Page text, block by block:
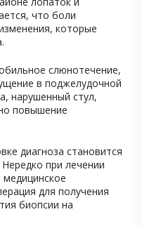
что боли
которые
слюнотечение,
в поджелудочной
нарушенный стул,
повышение
диагноза становится
при лечении
для получения
биопсии на